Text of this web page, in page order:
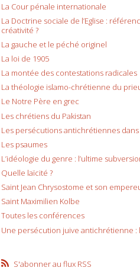
La Cour pénale internationale
La Doctrine sociale de l’Eglise :
créativité ?
La gauche et le péché originel
La loi de 1905
La montée des contestations radicales
La théologie islamo-chrétienne du
Le Notre Père en grec
Les chrétiens du Pakistan
Les persécutions antichrétiennes dans
Les psaumes
L’idéologie du genre : l’ultime
Quelle laïcité ?
Saint Jean Chrysostome et son
Saint Maximilien Kolbe
Toutes les conférences
Une persécution juive antichrétienne
S'abonner au flux RSS